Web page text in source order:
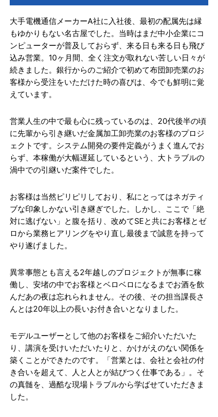
大手電機通信メーカーA社に入社後、最初の配属先は縁
もゆかりもない名古屋でした。当時はまだ中小企業にコ
ンピューターが普及しておらず、来る日も来る日も飛び
込み営業。10ヶ月間、全く注文が取れない苦しい日々が
続きました。銀行からのご紹介で初めて布団卸売業のお
客様から受注をいただけた時の喜びは、今でも鮮明に覚
えています。
営業人生の中で最も心に残っているのは、20代後半の頃
に先輩から引き継いだ金属加工卸売業のお客様のプロジ
ェクトです。システム開発の要件定義がうまく進んでお
らず、本稼働が大幅遅延しているという、大トラブルの
渦中での引継いだ案件でした。
お客様は当然ピリピリしており、私にとってはネガティ
ブな印象しかない引き継ぎでした。しかし、ここで「絶
対に逃げない」と腹を括り、改めてSEと共にお客様とゼ
ロから業務ヒアリングをやり直し最後まで誠意を持って
やり遂げました。
異常事態とも言える2年越しのプロジェクトが無事に稼
働し、安堵の中でお客様とベロベロになるまでお酒を飲
んだあの夜は忘れられません。その後、その担当課長さ
んとは20年以上の長いお付き合いとなりました。
モデルユーザーとして他のお客様をご紹介いただいた
り、講演を受けいただいたりと、かけがえのない関係を
築くことができたのです。「営業とは、会社と会社の付
き合いを超えて、人と人とが結びつく仕事である」。そ
の真髄を、過酷な現場トラブルから学ばせていただきま
した。